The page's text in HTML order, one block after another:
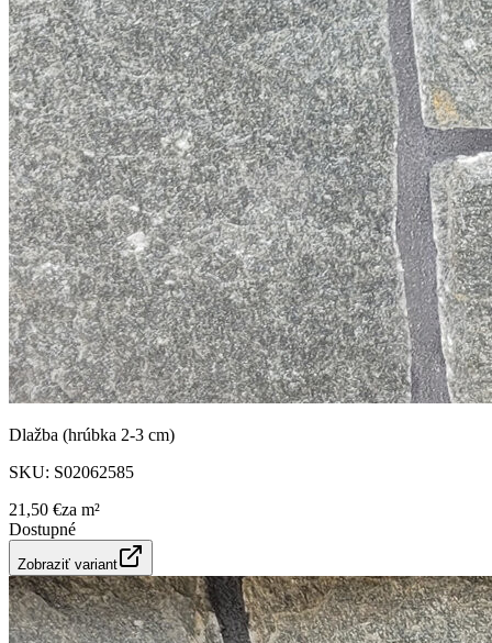
Dlažba (hrúbka 2-3 cm)
SKU: S02062585
21,50 €za m²
Dostupné
Zobraziť variant